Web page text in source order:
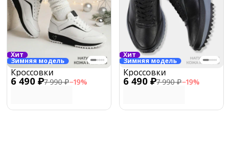
Хит
Зимняя модель
6 490 ₽7 990 ₽−19%
Кроссовки
Хит
Зимняя модель
6 490 ₽7 990 ₽−19%
Кроссовки